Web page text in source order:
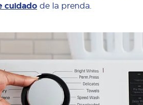
cuidado de la prenda.